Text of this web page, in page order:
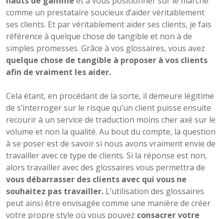
comme un prestataire soucieux d’aider véritablement
ses clients. Et par véritablement aider ses clients, je fais
référence à quelque chose de tangible et non à de
simples promesses. Grâce à vos glossaires, vous avez
quelque chose de tangible à proposer à vos clients
afin de vraiment les aider.
Cela étant, en procédant de la sorte, il demeure légitime
de s’interroger sur le risque qu’un client puisse ensuite
recourir à un service de traduction moins cher axé sur le
volume et non la qualité. Au bout du compte, la question
à se poser est de savoir si nous avons vraiment envie de
travailler avec ce type de clients. Si la réponse est non,
alors travailler avec des glossaires vous permettra de
vous débarrasser des clients avec qui vous ne
souhaitez pas travailler. L’utilisation des glossaires
peut ainsi être envisagée comme une manière de créer
votre propre style où vous pouvez consacrer votre